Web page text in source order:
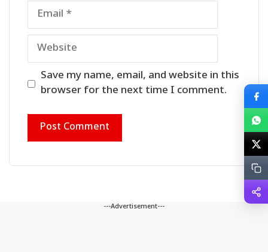
Email
Website
Save my name, email, and website in this
browser for the next time I comment.
---Advertisement---